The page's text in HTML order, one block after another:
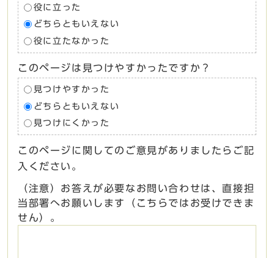
役に立った
どちらともいえない
役に立たなかった
このページは見つけやすかったですか？
見つけやすかった
どちらともいえない
見つけにくかった
このページに関してのご意見がありましたらご記
入ください。
（注意）お答えが必要なお問い合わせは、直接担
当部署へお願いします（こちらではお受けできま
せん）。